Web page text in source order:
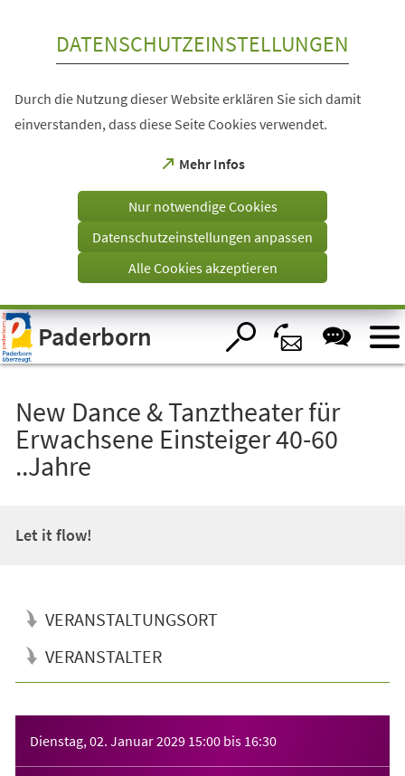
Visuelle
Assistenzsoftware
öffnen.
DATENSCHUTZEINSTELLUNGEN
Durch die Nutzung dieser Website erklären Sie sich damit
einverstanden, dass diese Seite Cookies verwendet.
Mehr Infos
(Öffnet
einem
Tab)
Nur notwendige Cookies
Datenschutzeinstellungen anpassen
Alle Cookies akzeptieren
Paderborn
New Dance & Tanztheater für
Erwachsene Einsteiger 40-60
..Jahre
Let it flow!
VERANSTALTUNGSORT
VERANSTALTER
Dienstag, 02. Januar 2029 15:00 bis 16:30